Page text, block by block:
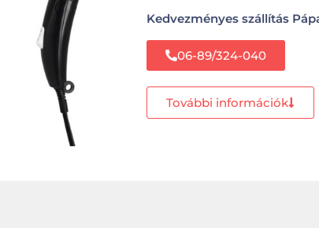
Kedvezményes szállítás
06-89/324-040
További információk